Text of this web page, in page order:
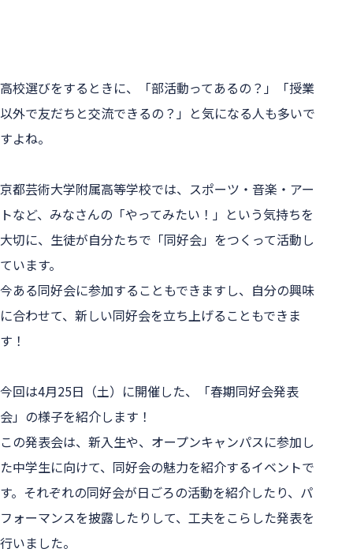
高校選びをするときに、「部活動ってあるの？」「授業
以外で友だちと交流できるの？」と気になる人も多いで
すよね。
京都芸術大学附属高等学校では、スポーツ・音楽・アー
トなど、みなさんの「やってみたい！」という気持ちを
大切に、生徒が自分たちで「同好会」をつくって活動し
ています。
今ある同好会に参加することもできますし、自分の興味
に合わせて、新しい同好会を立ち上げることもできま
す！
今回は4月25日（土）に開催した、「春期同好会発表
会」の様子を紹介します！
この発表会は、新入生や、オープンキャンパスに参加し
た中学生に向けて、同好会の魅力を紹介するイベントで
す。それぞれの同好会が日ごろの活動を紹介したり、パ
フォーマンスを披露したりして、工夫をこらした発表を
行いました。